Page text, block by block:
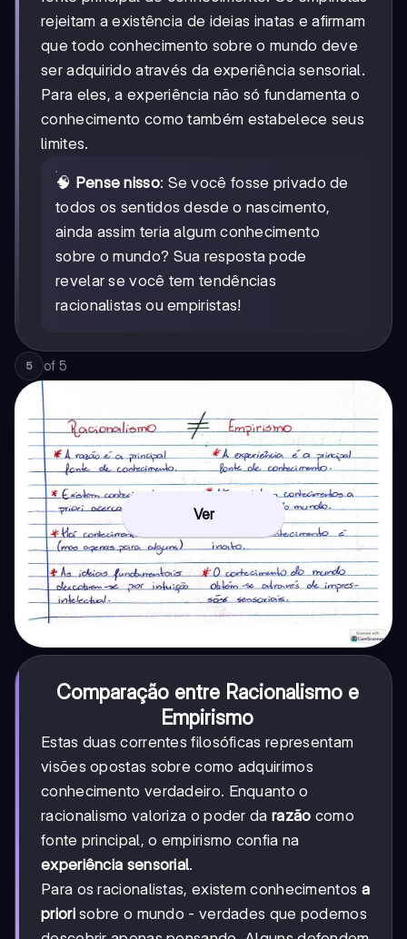
rejeitam a existência de ideias inatas e afirmam
que todo conhecimento sobre o mundo deve
ser adquirido através da experiência sensorial.
Para eles, a experiência não só fundamenta o
conhecimento como também estabelece seus
limites.
🧠 Pense nisso: Se você fosse privado de
todos os sentidos desde o nascimento,
ainda assim teria algum conhecimento
sobre o mundo? Sua resposta pode
revelar se você tem tendências
racionalistas ou empiristas!
5 of 5
Ver
Comparação entre Racionalismo e
Empirismo
Estas duas correntes filosóficas representam
visões opostas sobre como adquirimos
conhecimento verdadeiro. Enquanto o
racionalismo valoriza o poder da razão como
fonte principal, o empirismo confia na
experiência sensorial.
Para os racionalistas, existem conhecimentos a
priorisobre o mundo - verdades que podemos